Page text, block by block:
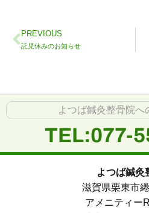
PREVIOUS
託児休みのお知らせ
よつば鍼灸整骨院へ
TEL:077-
よつば鍼灸
滋賀県栗東市
アメニティー